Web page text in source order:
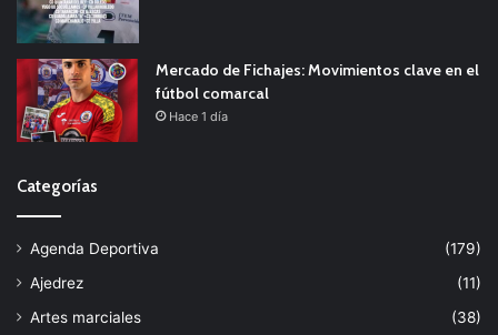
Mercado de Fichajes: Movimientos clave en el
fútbol comarcal
Hace 1 día
Categorías
Agenda Deportiva
(179)
Ajedrez
(11)
Artes marciales
(38)